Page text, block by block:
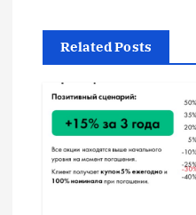
г
а
ц
и
Related Posts